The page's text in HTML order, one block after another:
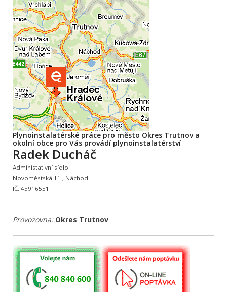
Plynoinstalatérské práce pro město Okres Trutnov a
okolní obce pro Vás provádí plynoinstalatérství
Radek Ducháč
Administativní sídlo:
Novoměstská 11 , Náchod
IČ: 45916551
Provozovna: Okres Trutnov